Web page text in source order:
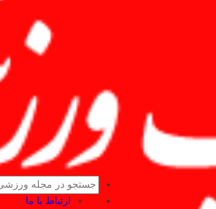
ارتباط با ما